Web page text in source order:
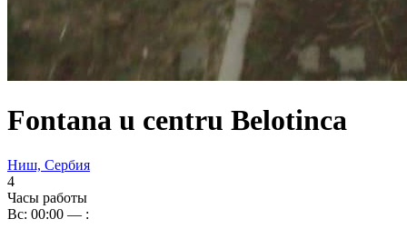
Fontana u centru Belotinca
Ниш, Сербия
4
Часы работы
Вс: 00:00 — :